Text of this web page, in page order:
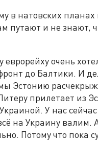
в натовских
путают и не знают,
очень
до Балтики. И
Эстонию
прилетает из
У нас
на Украину валим.
Потому что пока